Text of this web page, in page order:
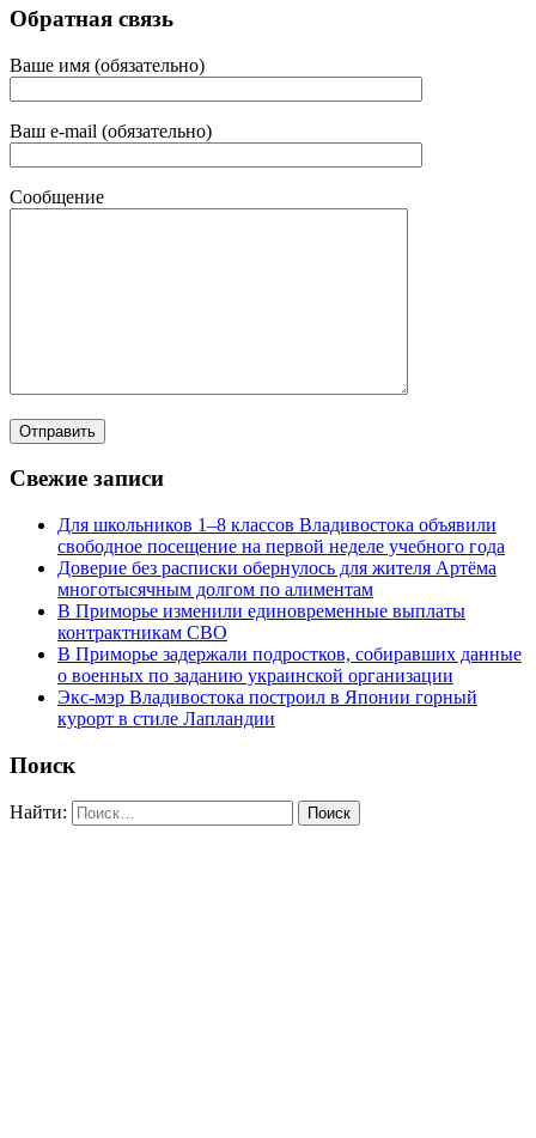
Обратная связь
Ваше имя (обязательно)
Ваш e-mail (обязательно)
Сообщение
Свежие записи
Для школьников 1–8 классов Владивостока объявили
свободное посещение на первой неделе учебного года
Доверие без расписки обернулось для жителя Артёма
многотысячным долгом по алиментам
В Приморье изменили единовременные выплаты
контрактникам СВО
В Приморье задержали подростков, собиравших данные
о военных по заданию украинской организации
Экс-мэр Владивостока построил в Японии горный
курорт в стиле Лапландии
Поиск
Найти: